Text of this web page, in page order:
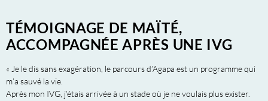
TÉMOIGNAGE DE MAÏTÉ,
ACCOMPAGNÉE APRÈS UNE IVG
« Je le dis sans exagération, le parcours d’Agapa est un programme qui
m’a sauvé la vie.
Après mon IVG, j’étais arrivée à un stade où je ne voulais plus exister.